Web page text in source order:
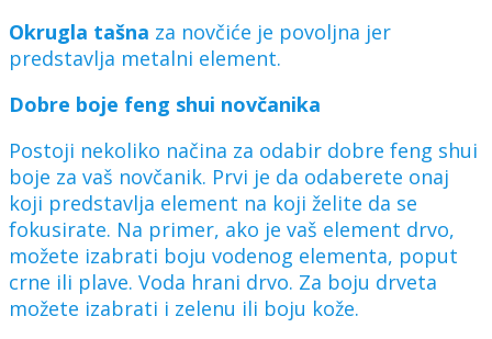
Okrugla tašna za novčiće je povoljna jer
predstavlja metalni element.
Dobre boje feng shui novčanika
Postoji nekoliko načina za odabir dobre feng shui
boje za vaš novčanik. Prvi je da odaberete onaj
koji predstavlja element na koji želite da se
fokusirate. Na primer, ako je vaš element drvo,
možete izabrati boju vodenog elementa, poput
crne ili plave. Voda hrani drvo. Za boju drveta
možete izabrati i zelenu ili boju kože.